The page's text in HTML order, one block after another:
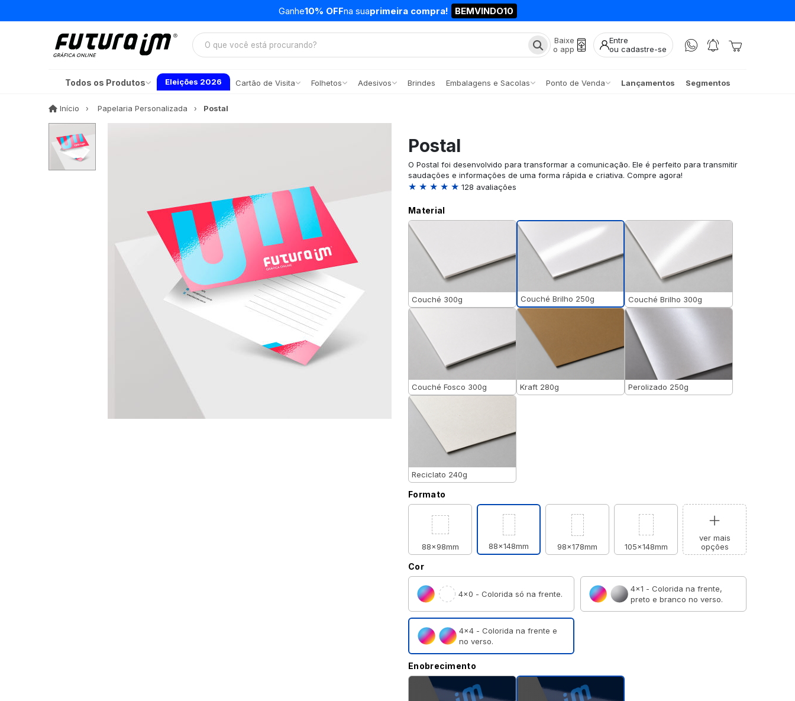
Ganhe10% OFFna suaprimeira compra! BEMVINDO10
Baixe
o app
Entre
ou cadastre-se
Todos os Produtos Eleições 2026 Cartão de Visita Folhetos Adesivos Brindes Embalagens e Sacolas Ponto de Venda Lançamentos Segmentos
Início InícioPapelaria Personalizada Postal
Postal
O Postal foi desenvolvido para transformar a comunicação. Ele é perfeito para transmitir
saudações e informações de uma forma rápida e criativa. Compre agora!
★ ★ ★ ★ ★ 128 avaliações
Material
Couché 300g Couché Brilho 250g Couché Brilho 300g
Couché Fosco 300g Kraft 280g Perolizado 250g
Reciclato 240g
Formato
88x98mm 88x148mm 98x178mm 105x148mm
ver mais
opções
Cor
4×0 - Colorida só na frente.
4×1 - Colorida na frente,
preto e branco no verso.
4×4 - Colorida na frente e
no verso.
Enobrecimento